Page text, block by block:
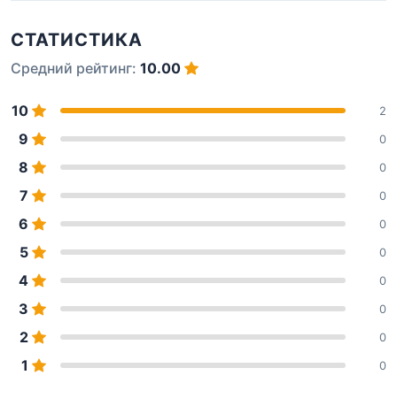
СТАТИСТИКА
Средний рейтинг: 10.00
10 2
9 0
8 0
7 0
6 0
5 0
4 0
3 0
2 0
1 0